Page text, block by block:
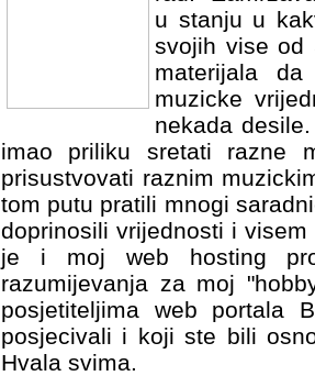
u stanju u
svojih vise od
materijala
muzicke
nekada
imao priliku sretati razne
prisustvovati raznim
tom putu pratili mnogi
doprinosili vrijednosti i
je i moj web hosting
razumijevanja za moj
posjetiteljima web portala
posjecivali i koji ste bili
Hvala svima.